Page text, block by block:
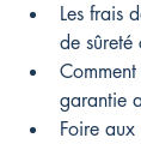
Les frais
de sûreté
garantie
Foire aux